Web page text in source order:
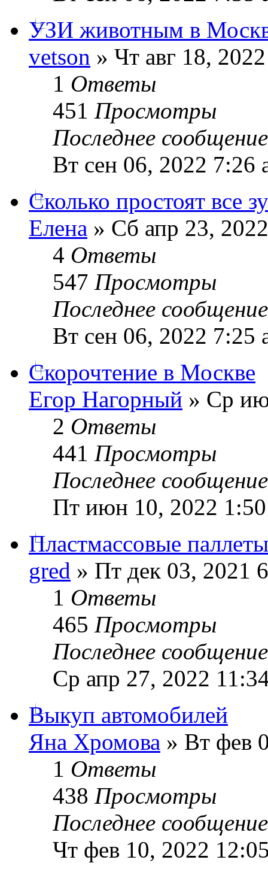
УЗИ животным в
vetson » Чт авг 18,
1 Ответы
451 Просмотры
Последнее
Вт сен 06, 2022 7:26
Сколько простоят все
Елена » Сб апр 23,
4 Ответы
547 Просмотры
Последнее
Вт сен 06, 2022 7:25
Скорочтение в Москве
Егор Нагорный » Ср
2 Ответы
441 Просмотры
Последнее
Пт июн 10, 2022
Пластмассовые паллеты
gred » Пт дек 03, 2021
1 Ответы
465 Просмотры
Последнее
Ср апр 27, 2022
Выкуп автомобилей
Яна Хромова » Вт фев
1 Ответы
438 Просмотры
Последнее
Чт фев 10, 2022